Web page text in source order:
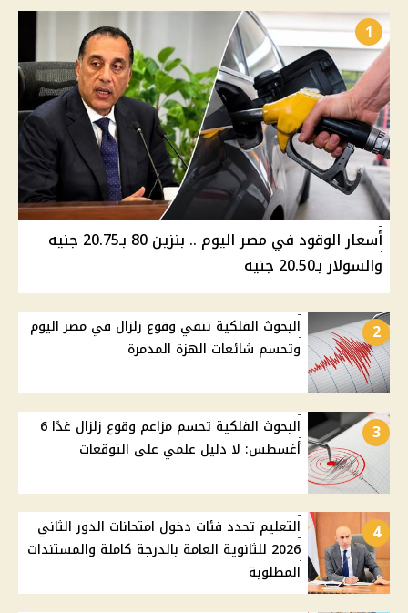
1
أسعار الوقود في مصر اليوم .. بنزين 80 بـ20.75 جنيه
والسولار بـ20.50 جنيه
2
البحوث الفلكية تنفي وقوع زلزال في مصر اليوم
وتحسم شائعات الهزة المدمرة
3
البحوث الفلكية تحسم مزاعم وقوع زلزال غدًا 6
أغسطس: لا دليل علمي على التوقعات
4
التعليم تحدد فئات دخول امتحانات الدور الثاني
2026 للثانوية العامة بالدرجة كاملة والمستندات
المطلوبة